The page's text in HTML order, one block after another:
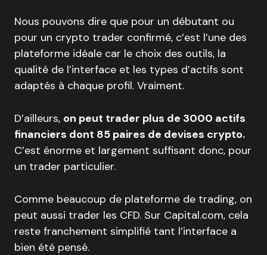
Nous pouvons dire que pour un débutant ou
pour un crypto trader confirmé, c’est l’une des
plateforme idéale car le choix des outils, la
qualité de l’interface et les types d’actifs sont
adaptés à chaque profil. Vraiment.
D’ailleurs, on peut trader plus de 3000 actifs
financiers dont 85 paires de devises crypto.
C’est énorme et largement suffisant donc, pour
un trader particulier.
Comme beaucoup de plateforme de trading, on
peut aussi trader les CFD. Sur Capital.com, cela
reste franchement simplifié tant l’interface a
bien été pensé.